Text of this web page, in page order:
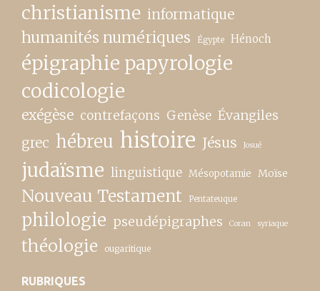
christianisme informatique
humanités numériques Égypte Hénoch
épigraphie papyrologie
codicologie
exégèse contrefaçons Genèse Évangiles
grec hébreu histoire Jésus Josué
judaïsme linguistique Mésopotamie Moïse
Nouveau Testament Pentateuque
philologie pseudépigraphes Coran syriaque
théologie ougaritique
RUBRIQUES